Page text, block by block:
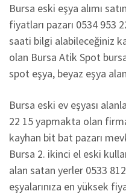
Bursa eski eşya alımı
fiyatları pazarı 0534 953
saati bilgi alabileceğiniz
olan Bursa Atik Spot
spot eşya, beyaz eşya
Bursa eski ev eşyası
22 15 yapmakta olan
kayhan bit bat pazarı
Bursa 2. ikinci el eski
alan satan yerler 0533
eşyalarınıza en yüksek